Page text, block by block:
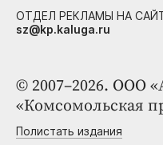
© 2007–2026. ООО
«Комсомольская
Полистать издания
ОТДЕЛ РЕКЛАМЫ НА
sz@kp.kaluga.ru